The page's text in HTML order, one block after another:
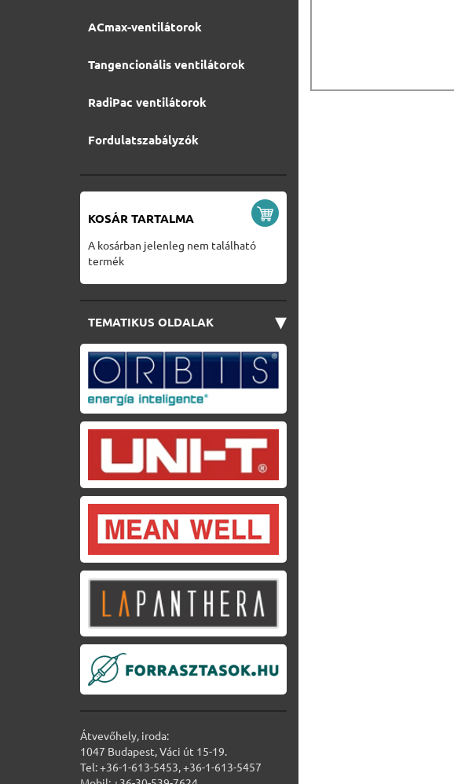
ACmax-ventilátorok
Tangencionális ventilátorok
RadiPac ventilátorok
Fordulatszabályzók
KOSÁR TARTALMA
A kosárban jelenleg nem található
termék
TEMATIKUS OLDALAK ▾
Átvevőhely, iroda:
1047 Budapest, Váci út 15-19.
Tel: +36-1-613-5453, +36-1-613-5457